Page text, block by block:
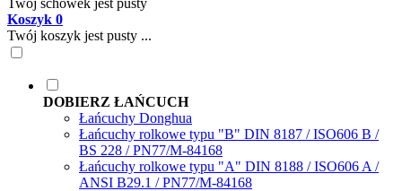
Twój schowek jest pusty
Koszyk 0
Twój koszyk jest pusty ...
DOBIERZ ŁAŃCUCH
Łańcuchy Donghua
Łańcuchy rolkowe typu "B" DIN 8187 / ISO606 B /
BS 228 / PN77/M-84168
Łańcuchy rolkowe typu "A" DIN 8188 / ISO606 A /
ANSI B29.1 / PN77/M-84168